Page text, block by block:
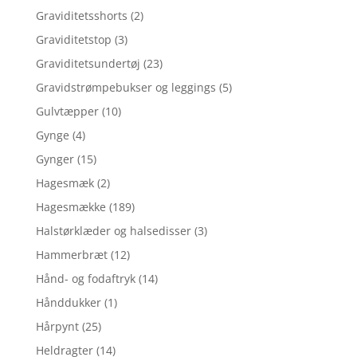
Graviditetsshorts (2)
Graviditetstop (3)
Graviditetsundertøj (23)
Gravidstrømpebukser og leggings (5)
Gulvtæpper (10)
Gynge (4)
Gynger (15)
Hagesmæk (2)
Hagesmække (189)
Halstørklæder og halsedisser (3)
Hammerbræt (12)
Hånd- og fodaftryk (14)
Hånddukker (1)
Hårpynt (25)
Heldragter (14)